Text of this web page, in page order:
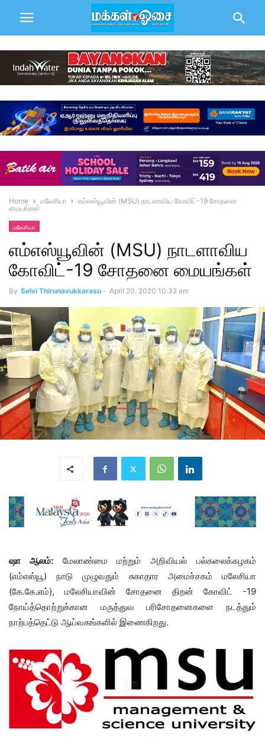
Home மலேசியா
எம்எஸ்யூவின் (MSU) நாடளாவிய கோவிட்-19 சோதனை
மையங்கள்
மலேசியா
எம்எஸ்யூவின் (MSU) நாடளாவிய
கோவிட்-19 சோதனை மையங்கள்
By Selvi Thirunavukkarasu - April 20, 2020 10:32 am
ஷா ஆலம்:மேலாண்மை மற்றும் அறிவியல் பல்கலைக்கழகம்
(எம்எஸ்யூ) நாடு முழுவதும் சுகாதார அமைச்சகம் மலேசியா
(கே.கே.எம்), மலேசியாவின் சோதனை திறன் கோவிட் -19
நோய்த்தொற்றுக்கான மருத்துவ பரிசோதனைகளை நடத்தும்
நாற்பத்தெட்டு ஆய்வகங்களில் இணைகிறது.